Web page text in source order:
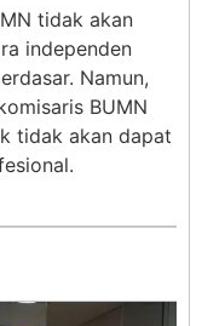
tidak akan
independen
Namun,
BUMN
tidak akan dapat